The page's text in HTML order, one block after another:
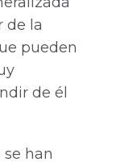
de la
pueden
de él
han